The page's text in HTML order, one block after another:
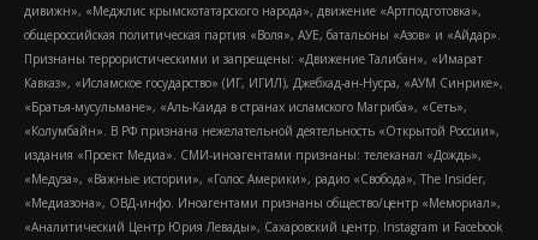
дивижн», «Меджлис крымскотатарского народа», движение «Артподготовка»,
общероссийская политическая партия «Воля», АУЕ, батальоны «Азов» и «Айдар».
Признаны террористическими и запрещены: «Движение Талибан», «Имарат
Кавказ», «Исламское государство» (ИГ, ИГИЛ), Джебхад-ан-Нусра, «АУМ Синрике»,
«Братья-мусульмане», «Аль-Каида в странах исламского Магриба», «Сеть»,
«Колумбайн». В РФ признана нежелательной деятельность «Открытой России»,
издания «Проект Медиа». СМИ-иноагентами признаны: телеканал «Дождь»,
«Медуза», «Важные истории», «Голос Америки», радио «Свобода», The Insider,
«Медиазона», ОВД-инфо. Иноагентами признаны общество/центр «Мемориал»,
«Аналитический Центр Юрия Левады», Сахаровский центр. Instagram и Facebook